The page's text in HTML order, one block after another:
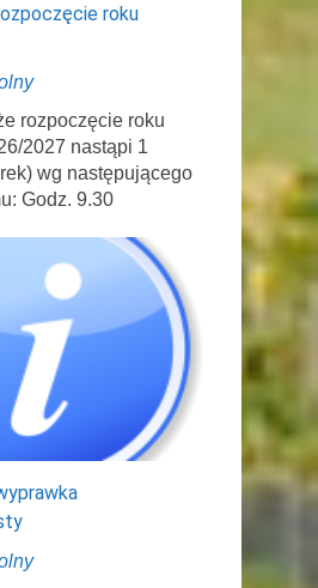
roku
rozpoczęcie roku
2027 nastąpi 1
wg następującego
Godz. 9.30